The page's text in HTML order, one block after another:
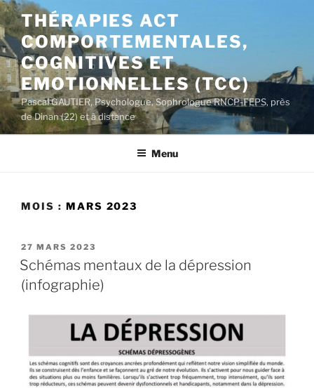
Aller
au
contenu
principal
THÉRAPIES ACT
COMPORTEMENTALES,
COGNITIVES ET
EMOTIONNELLES (TCC)
Pascal GAUTIER, Psychologue, Sophrologue RNCP-FEPS, près
de Dinan (22) et à distance
Menu
MOIS : MARS 2023
PUBLIÉ
LE
27 MARS 2023
Schémas mentaux de la dépression
(infographie)